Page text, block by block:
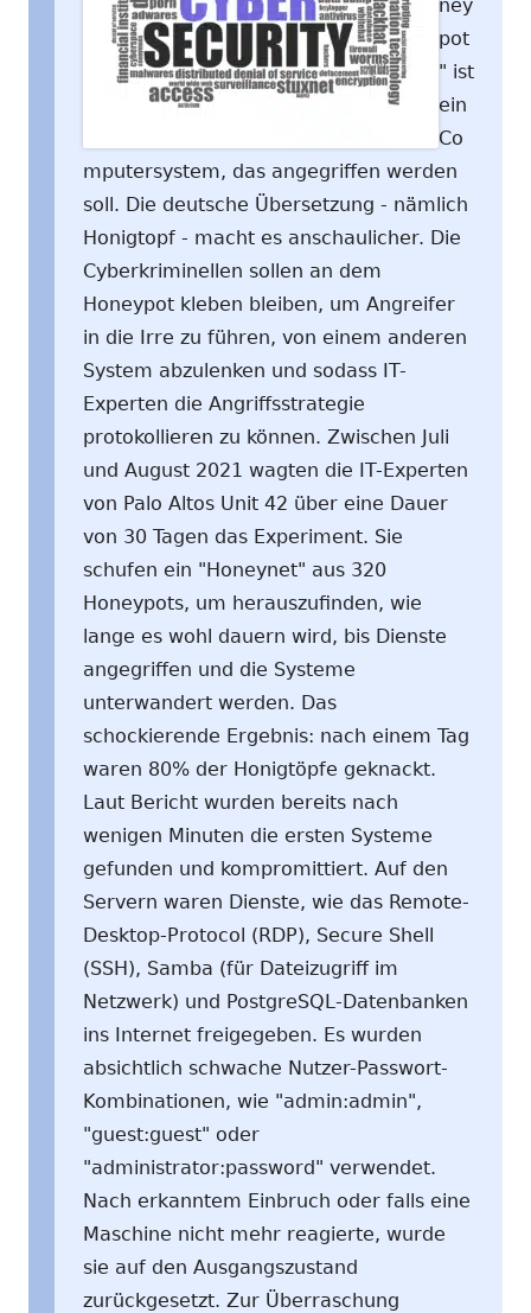
ney
pot
" ist
ein
Co
mputersystem, das angegriffen werden
soll. Die deutsche Übersetzung - nämlich
Honigtopf - macht es anschaulicher. Die
Cyberkriminellen sollen an dem
Honeypot kleben bleiben, um Angreifer
in die Irre zu führen, von einem anderen
System abzulenken und sodass IT-
Experten die Angriffsstrategie
protokollieren zu können. Zwischen Juli
und August 2021 wagten die IT-Experten
von Palo Altos Unit 42 über eine Dauer
von 30 Tagen das Experiment. Sie
schufen ein "Honeynet" aus 320
Honeypots, um herauszufinden, wie
lange es wohl dauern wird, bis Dienste
angegriffen und die Systeme
unterwandert werden. Das
schockierende Ergebnis: nach einem Tag
waren 80% der Honigtöpfe geknackt.
Laut Bericht wurden bereits nach
wenigen Minuten die ersten Systeme
gefunden und kompromittiert. Auf den
Servern waren Dienste, wie das Remote-
Desktop-Protocol (RDP), Secure Shell
(SSH), Samba (für Dateizugriff im
Netzwerk) und PostgreSQL-Datenbanken
ins Internet freigegeben. Es wurden
absichtlich schwache Nutzer-Passwort-
Kombinationen, wie "admin:admin",
"guest:guest" oder
"administrator:password" verwendet.
Nach erkanntem Einbruch oder falls eine
Maschine nicht mehr reagierte, wurde
sie auf den Ausgangszustand
zurückgesetzt. Zur Überraschung